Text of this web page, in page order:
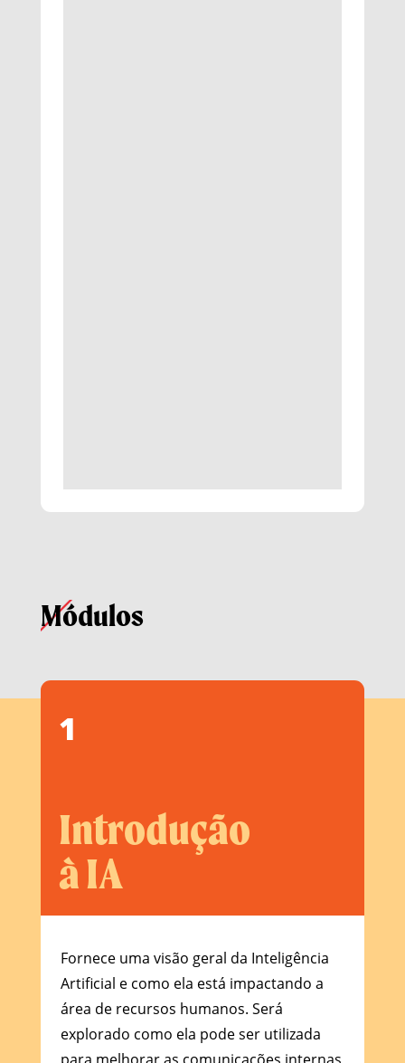
Módulos
1
Introdução
à IA
Fornece uma visão geral da Inteligência
Artificial e como ela está impactando a
área de recursos humanos. Será
explorado como ela pode ser utilizada
para melhorar as comunicações internas